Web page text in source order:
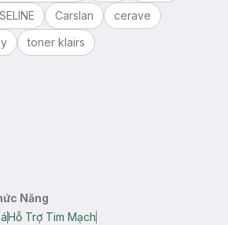
Carslan
cerave
toner klairs
Năng
Hỗ Trợ Tim Mạch